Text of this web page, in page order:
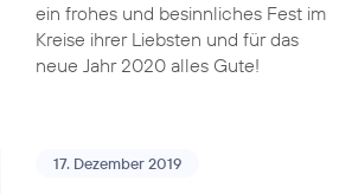
ein frohes und besinnliches Fest im
Kreise ihrer Liebsten und für das
neue Jahr 2020 alles Gute!
17. Dezember 2019